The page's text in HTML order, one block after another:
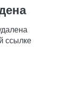
ссылке